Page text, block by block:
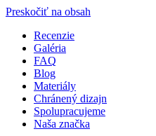
Preskočiť na obsah
Recenzie
Galéria
FAQ
Blog
Materiály
Chránený dizajn
Spolupracujeme
Naša značka